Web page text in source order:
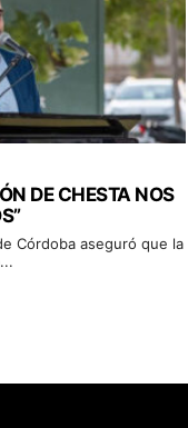
DE CHESTA NOS
Córdoba aseguró que la